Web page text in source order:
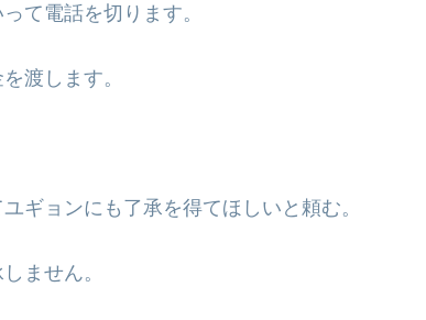
て電話を切ります。
渡します。
ギョンにも了承を得てほしいと頼む。
ません。